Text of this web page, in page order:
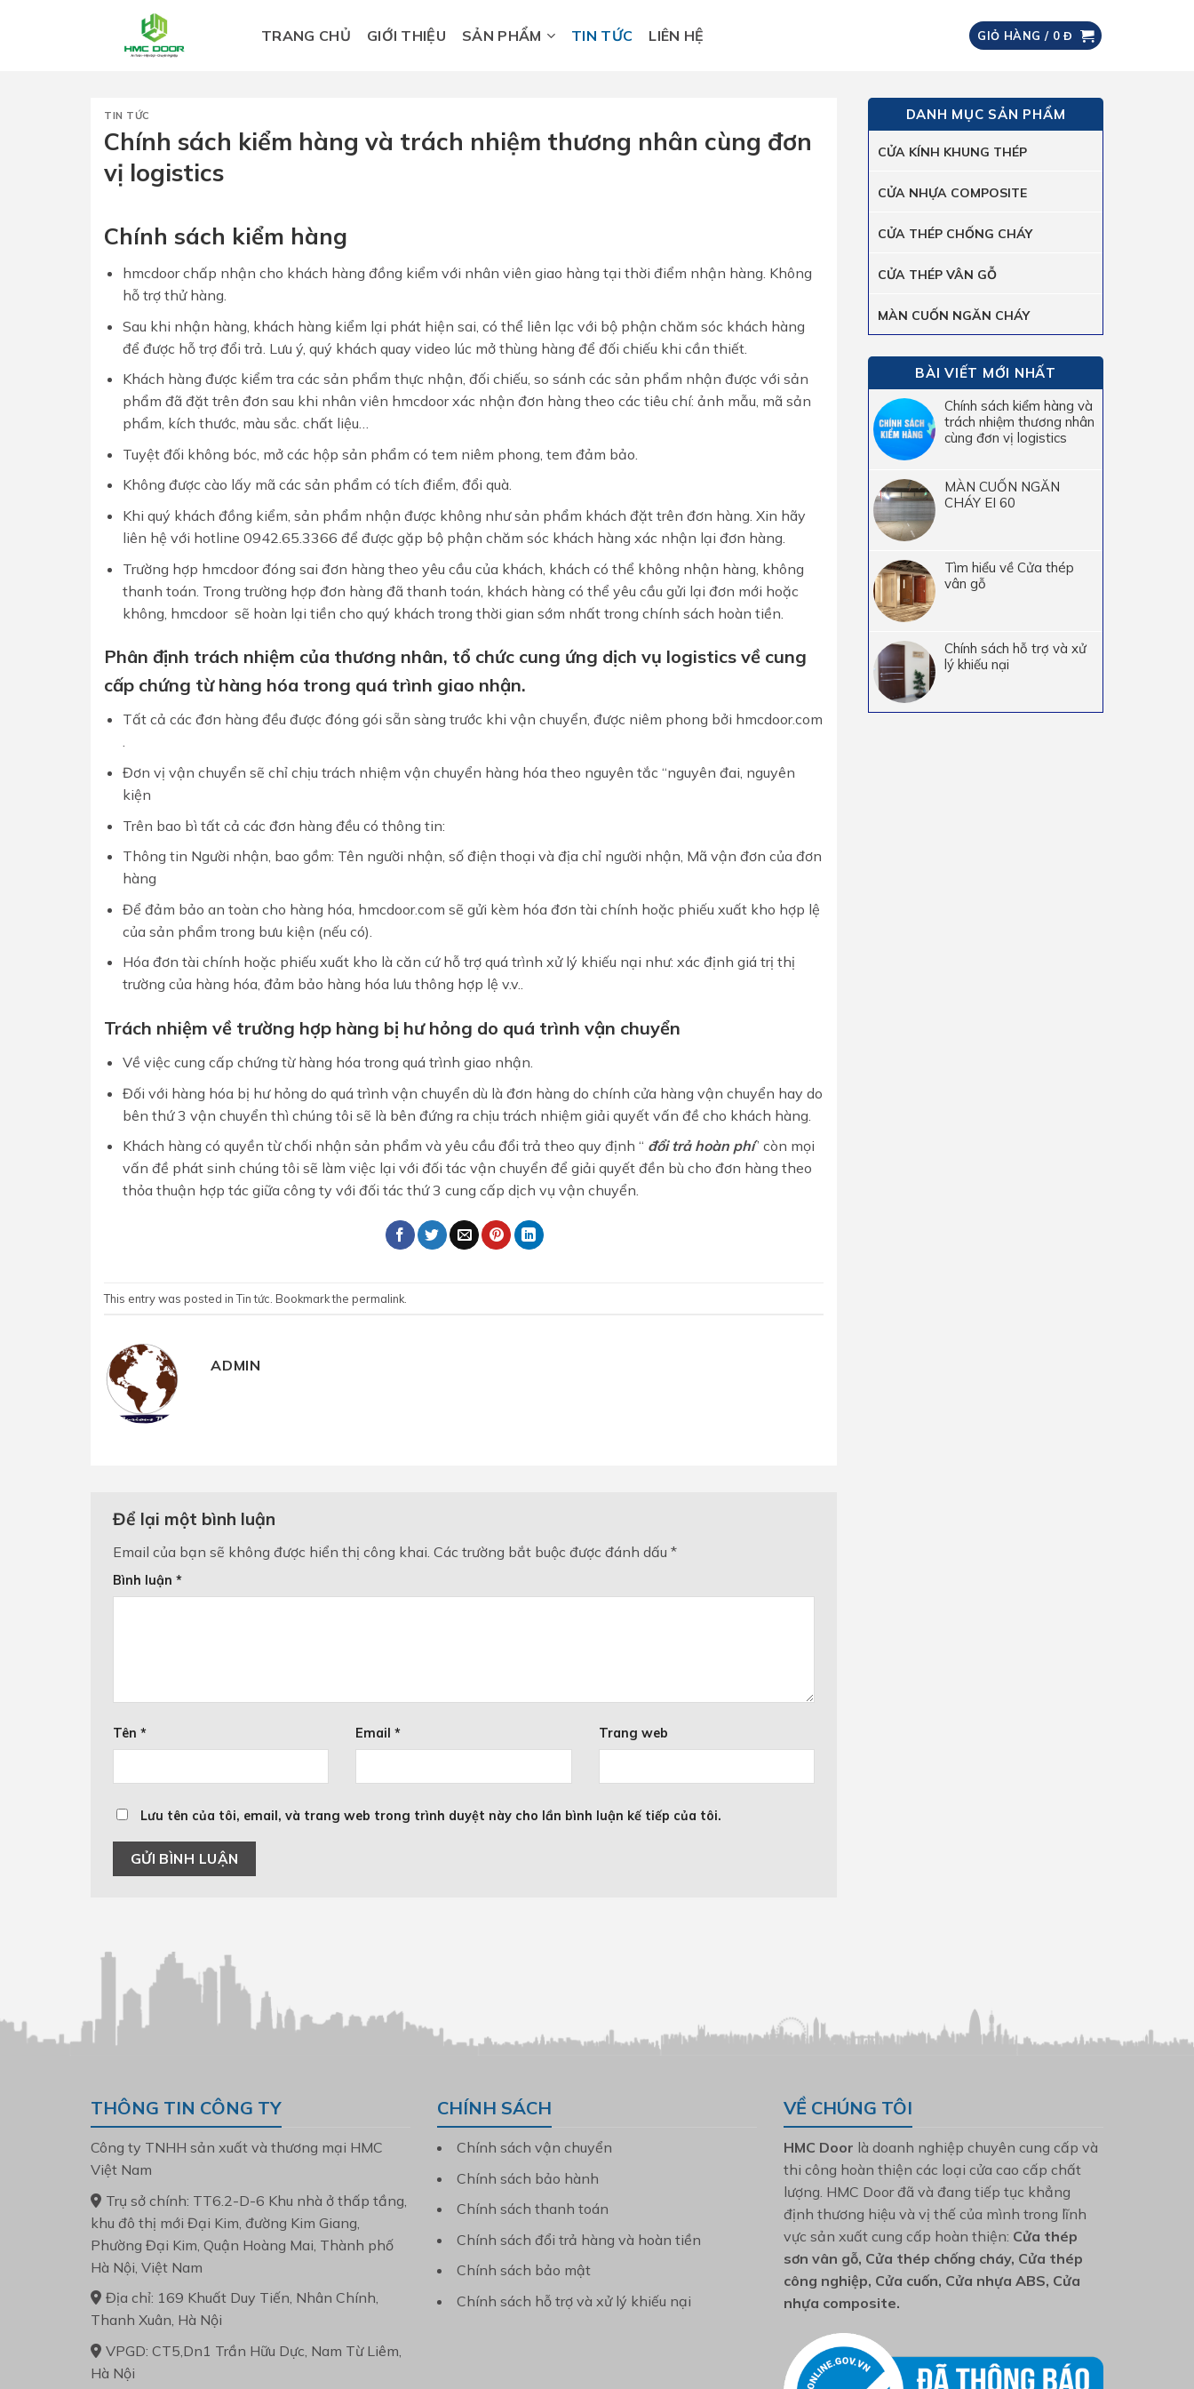
TRANG CHỦ GIỚI THIỆU SẢN PHẨM TIN TỨC LIÊN HỆ GIỎ HÀNG / 0Đ
TIN TỨC
Chính sách kiểm hàng và trách nhiệm thương nhân cùng đơn
vị logistics
Chính sách kiểm hàng
hmcdoor chấp nhận cho khách hàng đồng kiểm với nhân viên giao hàng tại thời điểm nhận hàng. Không
hỗ trợ thử hàng.
Sau khi nhận hàng, khách hàng kiểm lại phát hiện sai, có thể liên lạc với bộ phận chăm sóc khách hàng
để được hỗ trợ đổi trả. Lưu ý, quý khách quay video lúc mở thùng hàng để đối chiếu khi cần thiết.
Khách hàng được kiểm tra các sản phẩm thực nhận, đối chiếu, so sánh các sản phẩm nhận được với sản
phẩm đã đặt trên đơn sau khi nhân viên hmcdoor xác nhận đơn hàng theo các tiêu chí: ảnh mẫu, mã sản
phẩm, kích thước, màu sắc. chất liệu…
Tuyệt đối không bóc, mở các hộp sản phẩm có tem niêm phong, tem đảm bảo.
Không được cào lấy mã các sản phẩm có tích điểm, đổi quà.
Khi quý khách đồng kiểm, sản phẩm nhận được không như sản phẩm khách đặt trên đơn hàng. Xin hãy
liên hệ với hotline 0942.65.3366 để được gặp bộ phận chăm sóc khách hàng xác nhận lại đơn hàng.
Trường hợp hmcdoor đóng sai đơn hàng theo yêu cầu của khách, khách có thể không nhận hàng, không
thanh toán. Trong trường hợp đơn hàng đã thanh toán, khách hàng có thể yêu cầu gửi lại đơn mới hoặc
không, hmcdoor sẽ hoàn lại tiền cho quý khách trong thời gian sớm nhất trong chính sách hoàn tiền.
Phân định trách nhiệm của thương nhân, tổ chức cung ứng dịch vụ logistics về cung
cấp chứng từ hàng hóa trong quá trình giao nhận.
Tất cả các đơn hàng đều được đóng gói sẵn sàng trước khi vận chuyển, được niêm phong bởi hmcdoor.com
.
Đơn vị vận chuyển sẽ chỉ chịu trách nhiệm vận chuyển hàng hóa theo nguyên tắc “nguyên đai, nguyên
kiện
Trên bao bì tất cả các đơn hàng đều có thông tin:
Thông tin Người nhận, bao gồm: Tên người nhận, số điện thoại và địa chỉ người nhận, Mã vận đơn của đơn
hàng
Để đảm bảo an toàn cho hàng hóa, hmcdoor.com sẽ gửi kèm hóa đơn tài chính hoặc phiếu xuất kho hợp lệ
của sản phẩm trong bưu kiện (nếu có).
Hóa đơn tài chính hoặc phiếu xuất kho là căn cứ hỗ trợ quá trình xử lý khiếu nại như: xác định giá trị thị
trường của hàng hóa, đảm bảo hàng hóa lưu thông hợp lệ v.v..
Trách nhiệm về trường hợp hàng bị hư hỏng do quá trình vận chuyển
Về việc cung cấp chứng từ hàng hóa trong quá trình giao nhận.
Đối với hàng hóa bị hư hỏng do quá trình vận chuyển dù là đơn hàng do chính cửa hàng vận chuyển hay do
bên thứ 3 vận chuyển thì chúng tôi sẽ là bên đứng ra chịu trách nhiệm giải quyết vấn đề cho khách hàng.
Khách hàng có quyền từ chối nhận sản phẩm và yêu cầu đổi trả theo quy định “ đổi trả hoàn phí” còn mọi
vấn đề phát sinh chúng tôi sẽ làm việc lại với đối tác vận chuyển để giải quyết đền bù cho đơn hàng theo
thỏa thuận hợp tác giữa công ty với đối tác thứ 3 cung cấp dịch vụ vận chuyển.
This entry was posted inTin tức . Bookmark the permalink
ADMIN
Để lại một bình luận
Email của bạn sẽ không được hiển thị công khai. Các trường bắt buộc được đánh dấu *
Bình luận *
Tên * Email* Trang web
Lưu tên của tôi, email, và trang web trong trình duyệt này cho lần bình luận kế tiếp của tôi.
DANH MỤC SẢN PHẨM
CỬA KÍNH KHUNG THÉP
CỬA NHỰA COMPOSITE
CỬA THÉP CHỐNG CHÁY
CỬA THÉP VÂN GỖ
MÀN CUỐN NGĂN CHÁY
BÀI VIẾT MỚI NHẤT
Chính sách kiểm hàng và
trách nhiệm thương nhân
cùng đơn vị logistics
MÀN CUỐN NGĂN
CHÁY EI 60
Tìm hiểu về Cửa thép
vân gỗ
Chính sách hỗ trợ và xử
lý khiếu nại
THÔNG TIN CÔNG TY
Công ty TNHH sản xuất và thương mại HMC
Việt Nam
Trụ sở chính: TT6.2-D-6 Khu nhà ở thấp tầng,
khu đô thị mới Đại Kim, đường Kim Giang,
Phường Đại Kim, Quận Hoàng Mai, Thành phố
Hà Nội, Việt Nam
Địa chỉ: 169 Khuất Duy Tiến, Nhân Chính,
Thanh Xuân, Hà Nội
VPGD: CT5,Dn1 Trần Hữu Dực, Nam Từ Liêm,
Hà Nội
CHÍNH SÁCH
Chính sách vận chuyển
Chính sách bảo hành
Chính sách thanh toán
Chính sách đổi trả hàng và hoàn tiền
Chính sách bảo mật
Chính sách hỗ trợ và xử lý khiếu nại
VỀ CHÚNG TÔI
HMC Door là doanh nghiệp chuyên cung cấp và
thi công hoàn thiện các loại cửa cao cấp chất
lượng. HMC Door đã và đang tiếp tục khẳng
định thương hiệu và vị thế của mình trong lĩnh
vực sản xuất cung cấp hoàn thiện: Cửa thép
sơn vân gỗ, Cửa thép chống cháy, Cửa thép
công nghiệp, Cửa cuốn, Cửa nhựa ABS, Cửa
nhựa composite.